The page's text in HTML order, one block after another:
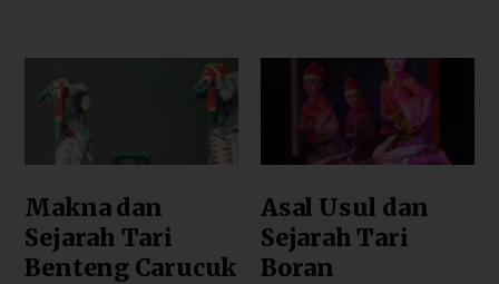
Makna dan
Sejarah Tari
Benteng Carucuk
Asal Usul dan
Sejarah Tari
Boran